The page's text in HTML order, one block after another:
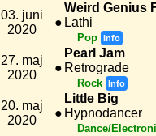
03. juni
2020
●
Weird Genius
Lathi
Pop Info
27. maj
2020
●
Pearl Jam
Retrograde
Rock Info
20. maj
2020
●
Little Big
Hypnodancer
Dance/